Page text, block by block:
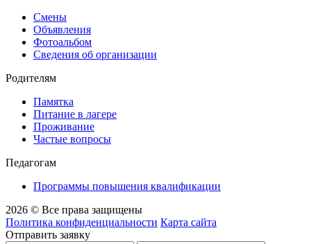
Смены
Объявления
Фотоальбом
Сведения об организации
Родителям
Памятка
Питание в лагере
Проживание
Частые вопросы
Педагогам
Программы повышения квалификации
2026 © Все права защищены
Политика конфиденциальности Карта сайта
Отправить заявку